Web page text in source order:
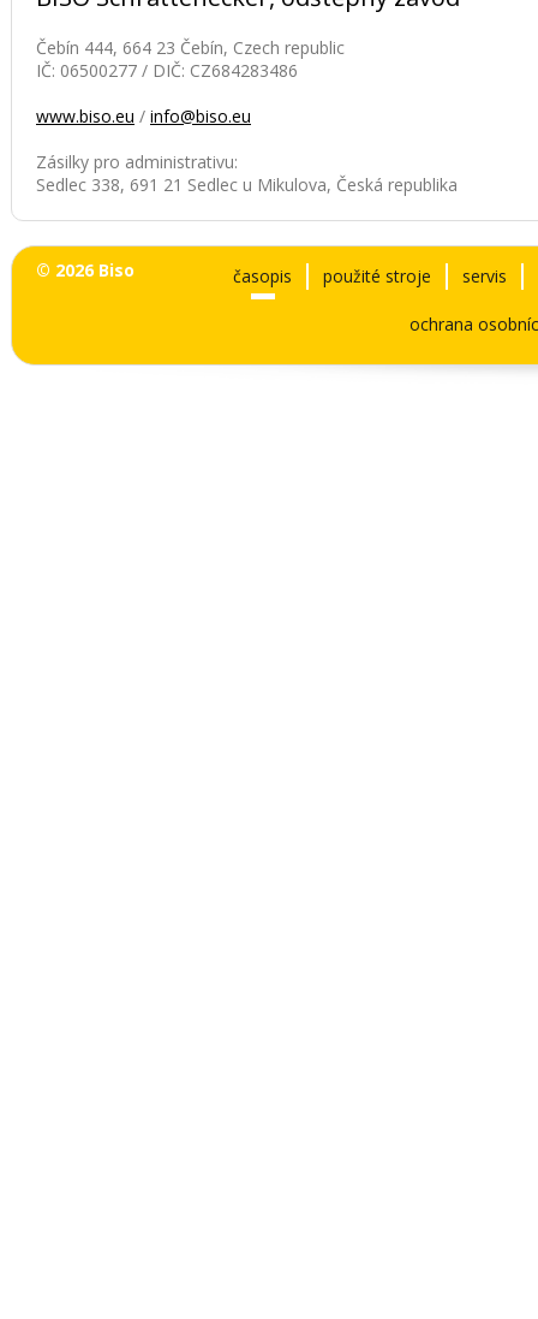
Čebín 444, 664 23 Čebín, Czech republic
IČ: 06500277 / DIČ: CZ684283486
www.biso.eu / info@biso.eu
Zásilky pro administrativu:
Sedlec 338, 691 21 Sedlec u Mikulova, Česká republika
© 2026 Biso časopis použité stroje servis
ochrana